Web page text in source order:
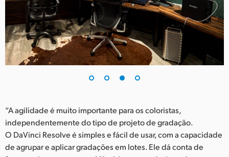
“A agilidade é muito importante para os coloristas,
independentemente do tipo de projeto de gradação.
O DaVinci Resolve é simples e fácil de usar, com a capacidade
de agrupar e aplicar gradações em lotes. Ele dá conta de